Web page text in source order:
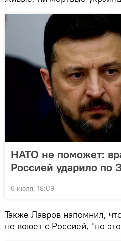
НАТО не поможет:
Россией ударило по
6 июля, 18:09
Также Лавров напомнил,
не воюет с Россией, "но